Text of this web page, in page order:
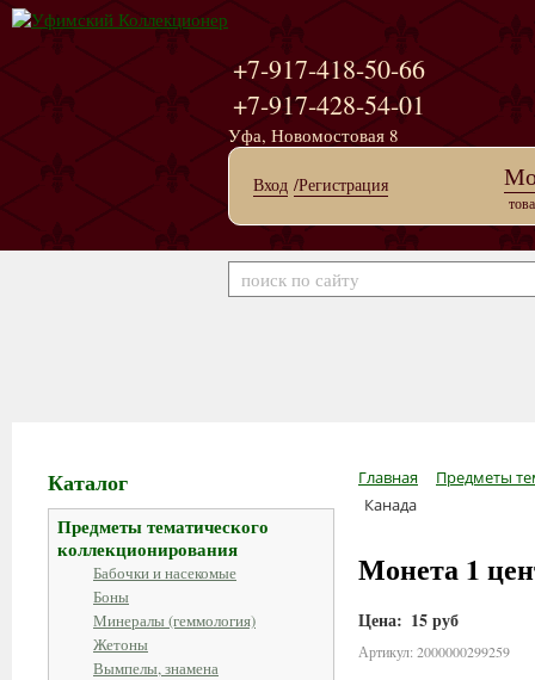
+7-917-418-50-66
+7-917-428-54-01
Уфа, Новомостовая 8
Вход /Регистрация
Каталог
Предметы тематического
коллекционирования
Бабочки и насекомые
Боны
Минералы (геммология)
Жетоны
Вымпелы, знамена
Главная
Предметы
Канада
Монета 1
Цена: 15 руб
Артикул: 2000000299259